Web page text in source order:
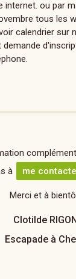
internet. ou par
tous les
calendrier sur
demande
à
me
Merci et à
Clotilde
Escapade à